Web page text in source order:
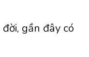
gần đây có